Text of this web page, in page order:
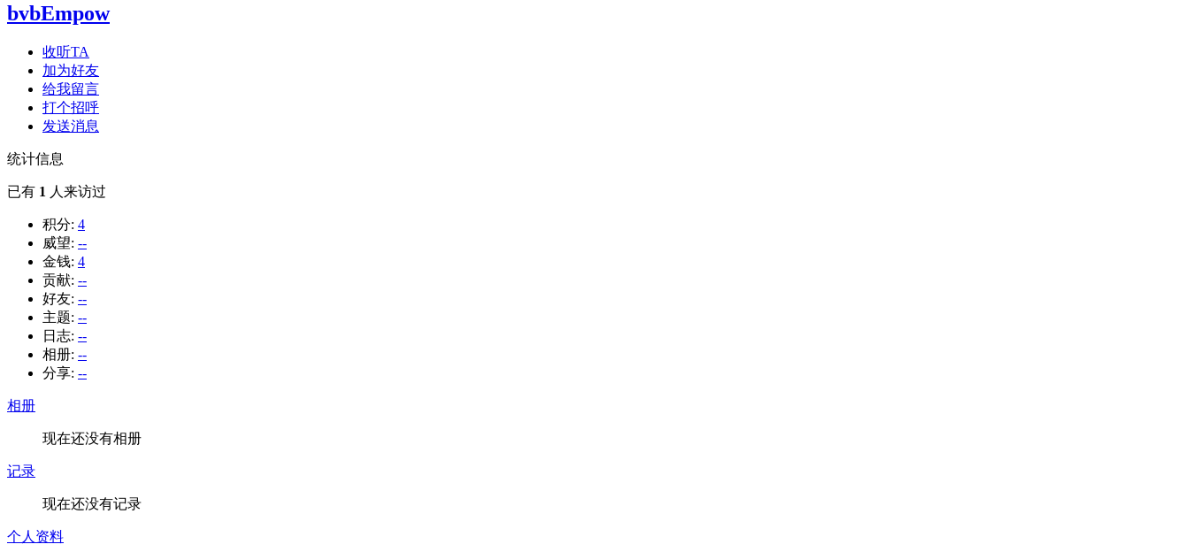
bvbEmpow
收听TA
加为好友
给我留言
打个招呼
发送消息
统计信息
已有 1 人来访过
积分: 4
威望: --
金钱: 4
贡献: --
好友: --
主题: --
日志: --
相册: --
分享: --
相册
现在还没有相册
记录
现在还没有记录
个人资料